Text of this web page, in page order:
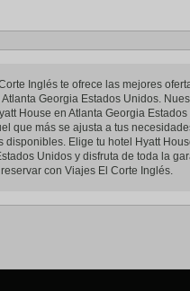
Inglés te ofrece las mejores
Atlanta Georgia Estados Unidos.
House en Atlanta Georgia
que más se ajusta a tus
disponibles. Elige tu hotel Hyatt
Unidos y disfruta de toda la
con Viajes El Corte Inglés.